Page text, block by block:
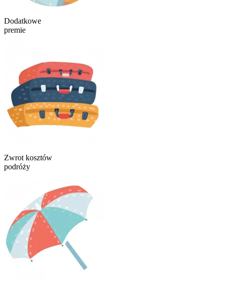
Dodatkowe
premie
Zwrot kosztów
podróży